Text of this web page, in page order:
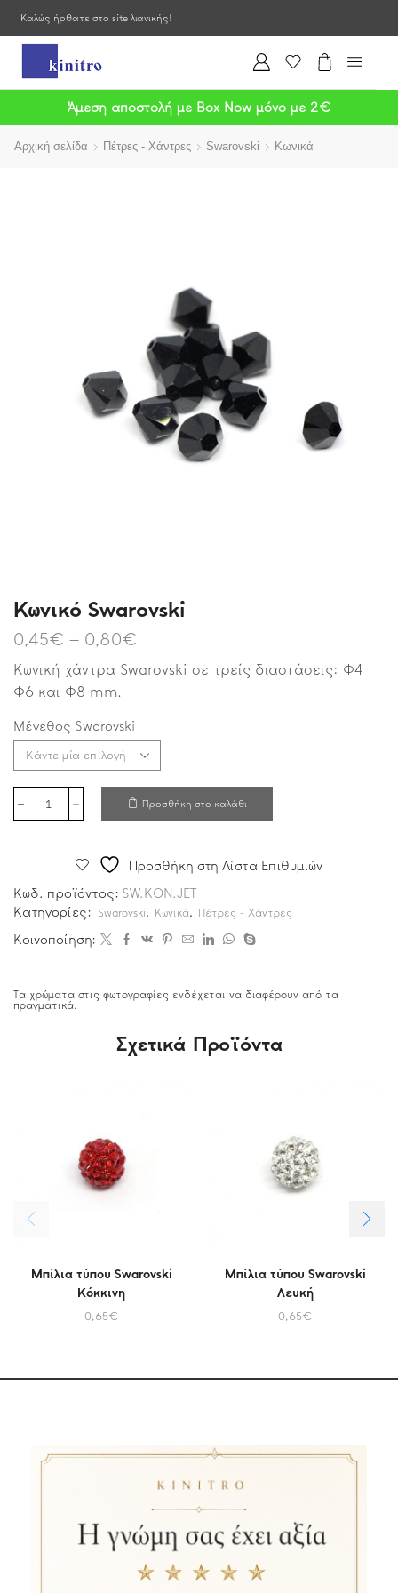
Καλώς ήρθατε στο site λιανικής!
Άμεση αποστολή με Box Now μόνο με 2€
Αρχική σελίδα Πέτρες - Χάντρες Swarovski Κωνικά
Κωνικό Swarovski
0,45€ – 0,80€
Κωνική χάντρα Swarovski σε τρείς διαστάσεις: Φ4
Φ6 και Φ8 mm.
Μέγεθος Swarovski
Προσθήκη στο καλάθι
Προσθήκη στη Λίστα Επιθυμιών
Κωδ. προϊόντος: SW.KON.JET
Κατηγορίες:
Swarovski, Κωνικά, Πέτρες - Χάντρες
Κοινοποίηση:
Τα χρώματα στις φωτογραφίες ενδέχεται να διαφέρουν από τα
πραγματικά.
Σχετικά Προϊόντα
Μπίλια τύπου Swarovski
Κόκκινη
0,65€
Μπίλια τύπου Swarovski
Λευκή
0,65€